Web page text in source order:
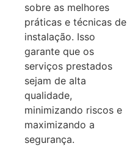
sobre as melhores
práticas e técnicas de
instalação. Isso
garante que os
serviços prestados
sejam de alta
qualidade,
minimizando riscos e
maximizando a
segurança.